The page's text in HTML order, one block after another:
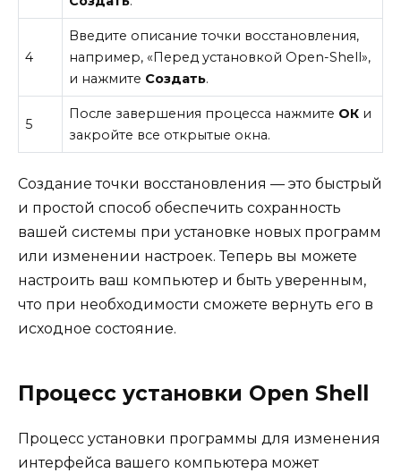
4
Введите описание точки восстановления,
например, «Перед установкой Open-Shell»,
и нажмите Создать.
5
После завершения процесса нажмите ОК и
закройте все открытые окна.
Создание точки восстановления — это быстрый
и простой способ обеспечить сохранность
вашей системы при установке новых программ
или изменении настроек. Теперь вы можете
настроить ваш компьютер и быть уверенным,
что при необходимости сможете вернуть его в
исходное состояние.
Процесс установки Open Shell
Процесс установки программы для изменения
интерфейса вашего компьютера может